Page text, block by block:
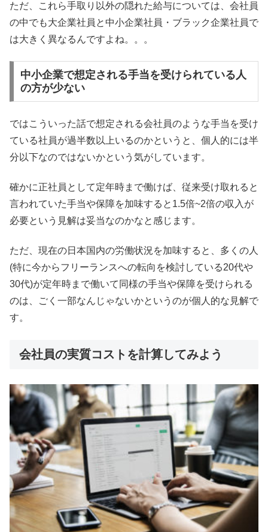
ただ、これら手取り以外の隠れた給与については、会社員
の中でも大企業社員と中小企業社員・ブラック企業社員で
は大きく異なるんですよね。。。
中小企業で想定される手当を受けられている人
の方が少ない
ではこういった話で想定される会社員のような手当を受け
ている社員が過半数以上いるのかというと、個人的には半
分以下なのではないかという気がしています。
確かに正社員として定年時まで働けば、従来受け取れると
言われていた手当や保障を加味すると1.5倍~2倍の収入が
必要という見解は妥当なのかなと感じます。
ただ、現在の日本国内の労働状況を加味すると、多くの人
(特に今からフリーランスへの転向を検討している20代や
30代)が定年時まで働いて同様の手当や保障を受けられる
のは、ごく一部なんじゃないかというのが個人的な見解で
す。
会社員の実質コストを計算してみよう